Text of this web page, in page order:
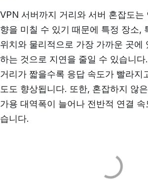
VPN 서버까지 거리와 서버 혼잡도는
향을 미칠 수 있기 때문에 특정 장소,
위치와 물리적으로 가장 가까운 곳에
하는 것으로 지연을 줄일 수 있습니
거리가 짧을수록 응답 속도가 빨라지
도도 향상됩니다. 또한, 혼잡하지 않
가용 대역폭이 늘어나 전반적 연결 속
습니다.